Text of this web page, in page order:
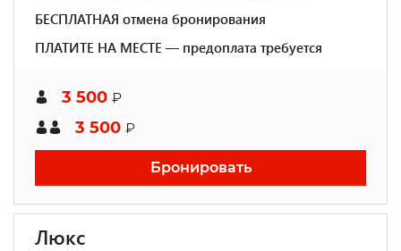
БЕСПЛАТНАЯ отмена бронирования
ПЛАТИТЕ НА МЕСТЕ — предоплата требуется
3 500 ₽
3 500 ₽
Бронировать
Люкс